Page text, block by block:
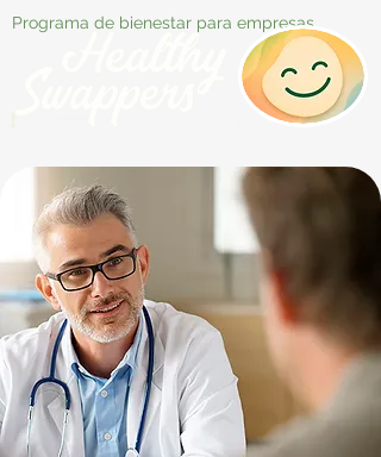
Programa de bienestar para empresas